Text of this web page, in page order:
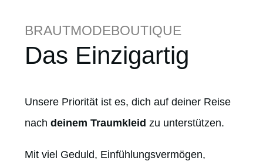
BRAUTMODEBOUTIQUE
Das Einzigartig
Unsere Priorität ist es, dich auf deiner Reise
nachdeinem Traumkleidzu unterstützen.
Mit viel Geduld, Einfühlungsvermögen,